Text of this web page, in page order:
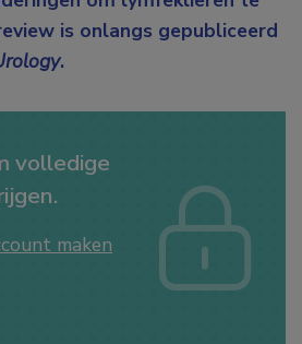
is onlangs gepubliceerd
.
volledige
maken